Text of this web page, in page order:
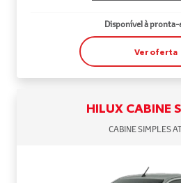
Disponível à
Ver oferta
HILUX CABINE
CABINE SIMPLES